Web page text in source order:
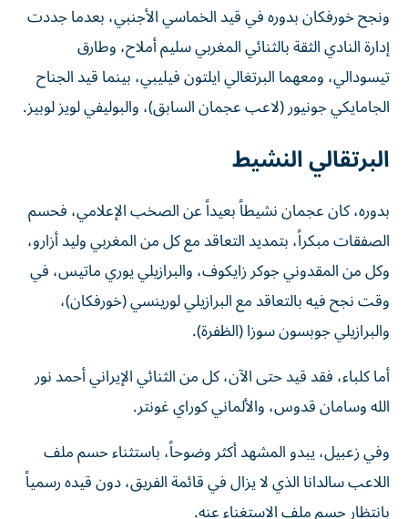
ونجح خورفكان بدوره في قيد الخماسي الأجنبي، بعدما جددت
إدارة النادي الثقة بالثنائي المغربي سليم أملاح، وطارق
تيسودالي، ومعهما البرتغالي ايلتون فيليبي، بينما قيد الجناح
الجامايكي جونيور (لاعب عجمان السابق)، والبوليفي لويز لوبيز.
البرتقالي النشيط
بدوره، كان عجمان نشيطاً بعيداً عن الصخب الإعلامي، فحسم
الصفقات مبكراً، بتمديد التعاقد مع كل من المغربي وليد أزارو،
وكل من المقدوني جوكر زايكوف، والبرازيلي يوري ماتيس، في
وقت نجح فيه بالتعاقد مع البرازيلي لورينسي (خورفكان)،
والبرازيلي جوبسون سوزا (الظفرة).
أما كلباء، فقد قيد حتى الآن، كل من الثنائي الإيراني أحمد نور
الله وسامان قدوس، والألماني كوراي غونتر.
وفي زعبيل، يبدو المشهد أكثر وضوحاً، باستثناء حسم ملف
اللاعب سالدانا الذي لا يزال في قائمة الفريق، دون قيده رسمياً